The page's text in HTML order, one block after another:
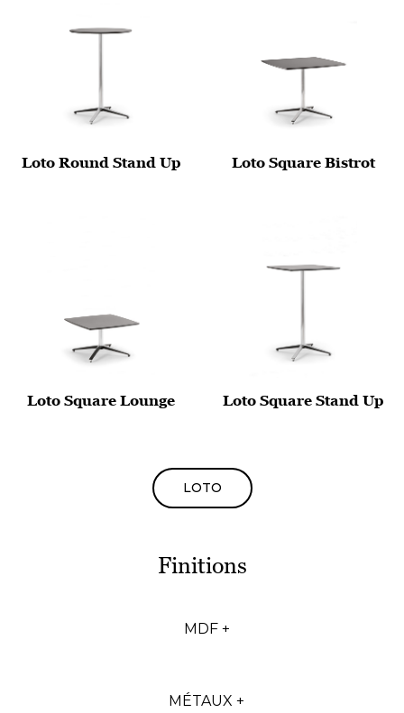
Loto Round Stand Up Loto Square Bistrot
Loto Square Lounge Loto Square Stand Up
LOTO
Finitions
MDF +
MÉTAUX +